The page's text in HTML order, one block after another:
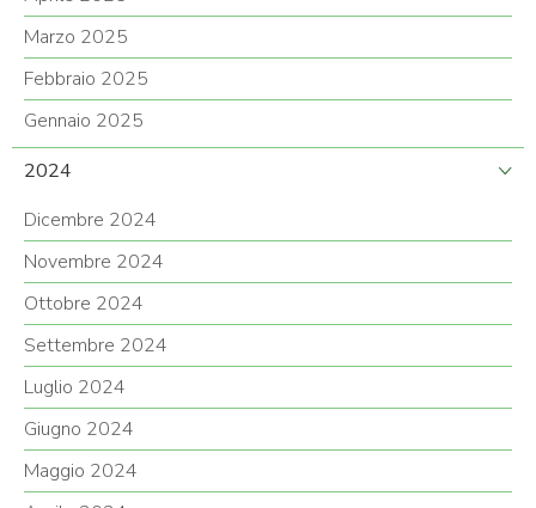
Marzo 2025
Febbraio 2025
Gennaio 2025
2024
Dicembre 2024
Novembre 2024
Ottobre 2024
Settembre 2024
Luglio 2024
Giugno 2024
Maggio 2024